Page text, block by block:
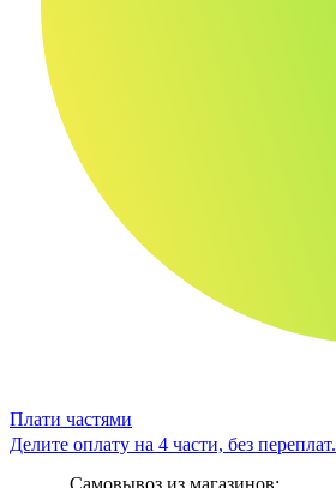
Плати частями
Делите оплату на 4 части, без переплат.
Самовывоз из магазинов: